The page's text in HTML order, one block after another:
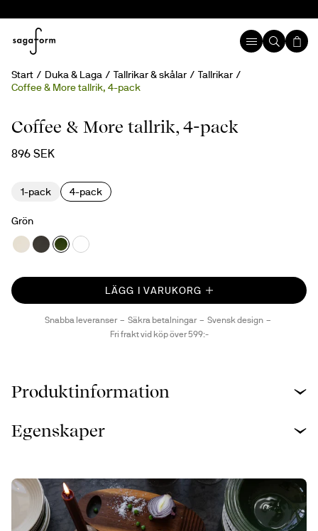
Start Duka & Laga Tallrikar & skålar
Tallrikar
Coffee & More tallrik, 4-pack
Coffee & More tallrik, 4-pack
896 SEK
1-pack 4-pack
Grön
LÄGG I VARUKORG
Snabba leveranser Säkra betalningar
Svensk design
Fri frakt vid köp över 599:-
Produktinformation
Egenskaper